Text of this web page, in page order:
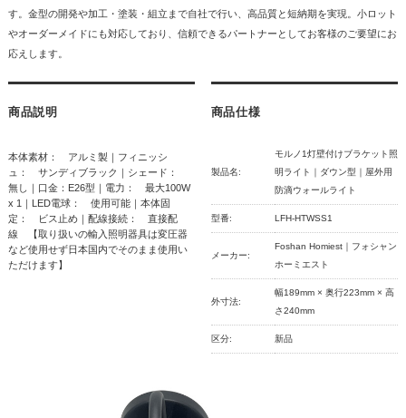
す。金型の開発や加工・塗装・組立まで自社で行い、高品質と短納期を実現。小ロット
やオーダーメイドにも対応しており、信頼できるパートナーとしてお客様のご要望にお
応えします。
商品説明
本体素材： アルミ製｜フィニッシ
ュ： サンディブラック｜シェード：
無し｜口金：E26型｜電力： 最大100W
x 1｜LED電球： 使用可能｜本体固
定： ビス止め｜配線接続： 直接配
線 【取り扱いの輸入照明器具は変圧器
など使用せず日本国内でそのまま使用い
ただけます】
商品仕様
製品名:
モルノ1灯壁付けブラケット照
明ライト｜ダウン型｜屋外用
防滴ウォールライト
型番: LFH-HTWSS1
メーカー:
Foshan Homiest｜フォシャン
ホーミエスト
外寸法:
幅189mm × 奥行223mm × 高
さ240mm
区分: 新品